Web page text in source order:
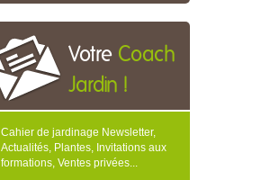
Votre Coach
Jardin !
Cahier de jardinage Newsletter,
Actualités, Plantes, Invitations aux
formations, Ventes privées...